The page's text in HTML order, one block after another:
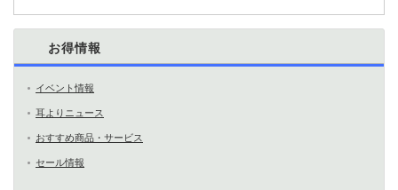
お得情報
イベント情報
耳よりニュース
おすすめ商品・サービス
セール情報